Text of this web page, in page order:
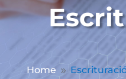
Home 9